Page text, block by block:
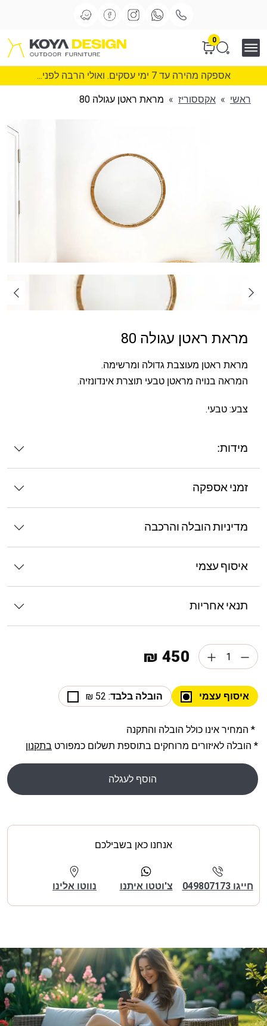
0
אספקה מהירה עד 7 ימי עסקים. ואולי הרבה לפני...
ראשי » אקססוריז » מראת ראטן עגולה 80
מראת ראטן עגולה 80
מראת ראטן מעוצבת גדולה ומרשימה.
המראה בנויה מראטן טבעי תוצרת אינדונזיה.
צבע: טבעי.
מידות:
זמני אספקה
מדיניות הובלה והרכבה
איסוף עצמי
תנאי אחריות
450 ₪
איסוף עצמי הובלה בלבד: 52 ₪
* המחיר אינו כולל הובלה והתקנה
* הובלה לאיזורים מרוחקים בתוספת תשלום כמפורט בתקנון
הוסף לעגלה
אנחנו כאן בשבילכם
חייגו 049807173 צ'וטטו איתנו נווטו אלינו